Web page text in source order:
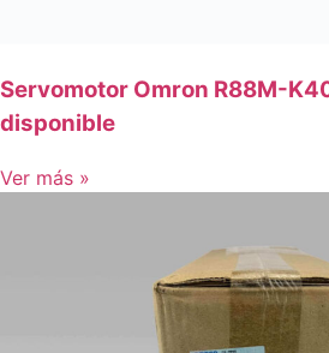
Servomotor Omron R88M-
disponible
Ver más »